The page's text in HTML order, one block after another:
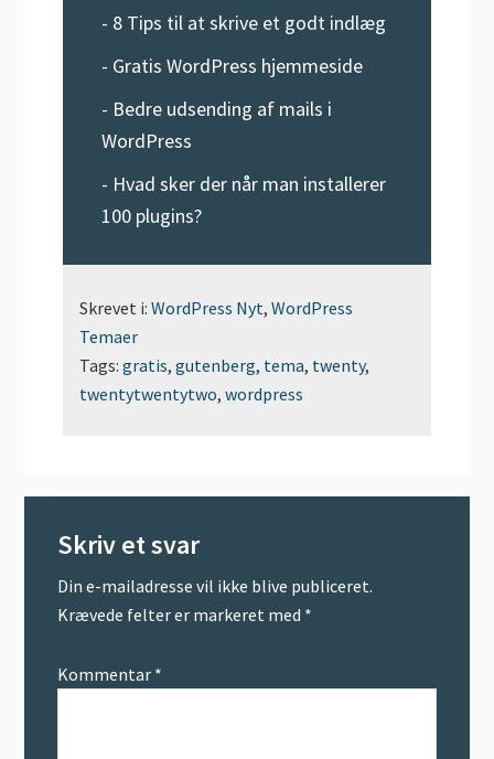
- 8 Tips til at skrive et godt indlæg
- Gratis WordPress hjemmeside
- Bedre udsending af mails i
WordPress
- Hvad sker der når man installerer
100 plugins?
Skrevet i:WordPress Nyt,WordPress
Temaer
Tags:gratis,gutenberg, tema, twenty,
twentytwentytwo,wordpress
Skriv et svar
Din e-mailadresse vil ikke blive publiceret.
Krævede felter er markeret med *
Kommentar *